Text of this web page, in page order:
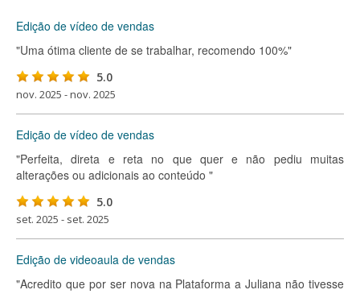
Edição de vídeo de vendas
"Uma ótima cliente de se trabalhar, recomendo 100%"
5.0
nov. 2025 - nov. 2025
Edição de vídeo de vendas
"Perfeita, direta e reta no que quer e não pediu muitas
alterações ou adicionais ao conteúdo "
5.0
set. 2025 - set. 2025
Edição de videoaula de vendas
"Acredito que por ser nova na Plataforma a Juliana não tivesse